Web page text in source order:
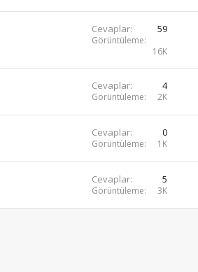
Cevaplar 59
Görüntüleme
16K
Cevaplar 4
Görüntüleme 2K
Cevaplar 0
Görüntüleme 1K
Cevaplar 5
Görüntüleme 3K